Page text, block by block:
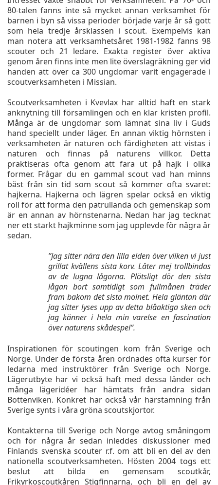
80-talen fanns inte så mycket annan verksamhet för
barnen i byn så vissa perioder började varje år så gott
som hela tredje årsklassen i scout. Exempelvis kan
man notera att verksamhetsåret 1981-1982 fanns 98
scouter och 21 ledare. Exakta register över aktiva
genom åren finns inte men lite överslagräkning ger vid
handen att över ca 300 ungdomar varit engagerade i
scoutverksamheten i Missian.
Scoutverksamheten i Kvevlax har alltid haft en stark
anknytning till församlingen och en klar kristen profil.
Många är de ungdomar som lämnat sina liv i Guds
hand speciellt under läger. En annan viktig hörnsten i
verksamheten är naturen och färdigheten att vistas i
naturen och finnas på naturens villkor. Detta
praktiseras ofta genom att fara ut på hajk i olika
former. Frågar du en gammal scout vad han minns
bäst från sin tid som scout så kommer ofta svaret:
hajkerna. Hajkerna och lägren spelar också en viktig
roll för att forma den patrullanda och gemenskap som
är en annan av hörnstenarna. Nedan har jag tecknat
ner ett starkt hajkminne som jag upplevde för några år
sedan.
”Jag sitter nära den lilla elden över vilken vi just
grillat kvällens sista korv. Låter mej trollbindas
av de lugna lågorna. Plötsligt dör den sista
lågan bort samtidigt som fullmånen träder
fram bakom det sista molnet. Hela gläntan där
jag sitter lyses upp av detta blåaktiga sken och
jag känner i hela min varelse en fascination
över naturens skådespel”.
Inspirationen för scoutingen kom från Sverige och
Norge. Under de första åren ordnades ofta kurser för
ledarna med instruktörer från Sverige och Norge.
Lägerutbyte har vi också haft med dessa länder och
många lägeridéer har hämtats från andra sidan
Bottenviken. Konkret har också vår härstamning från
Sverige synts i våra gröna scoutskjortor.
Kontakterna till Sverige och Norge avtog småningom
och för några år sedan inleddes diskussioner med
Finlands svenska scouter r.f. om att bli en del av den
nationella scoutverksamheten. Hösten 2004 togs ett
beslut att bilda en gemensam scoutkår,
Frikyrkoscoutkåren Stigfinnarna, och bli en del av